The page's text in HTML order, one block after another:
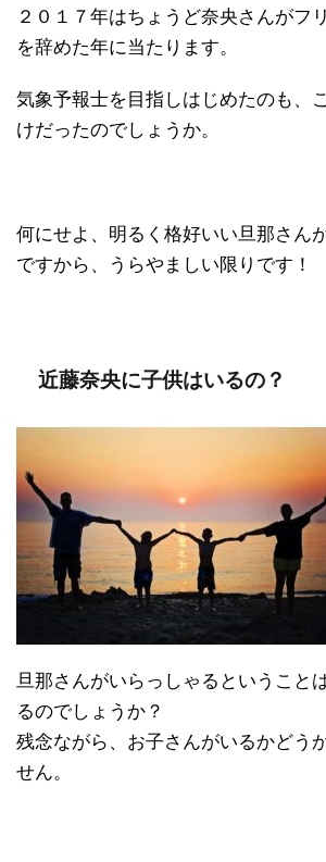
２０１７年はちょうど奈央さんがフ
を辞めた年に当たります。
気象予報士を目指しはじめたのも、
けだったのでしょうか。
何にせよ、明るく格好いい旦那さん
ですから、うらやましい限りです！
近藤奈央に子供はいるの？
旦那さんがいらっしゃるということ
るのでしょうか？
残念ながら、お子さんがいるかどう
せん。